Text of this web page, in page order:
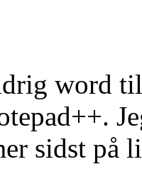
word
sidst på